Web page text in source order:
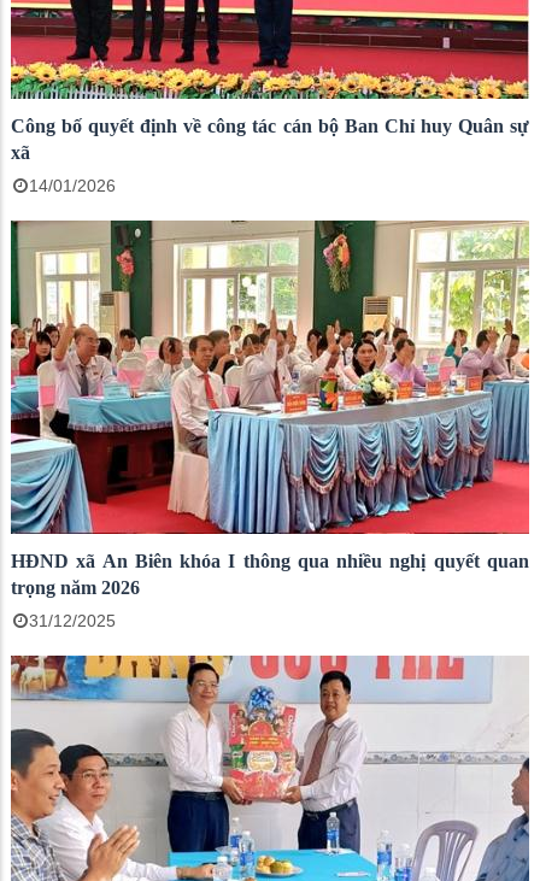
Công bố quyết định về công tác cán bộ Ban Chỉ huy Quân sự
xã
14/01/2026
HĐND xã An Biên khóa I thông qua nhiều nghị quyết quan
trọng năm 2026
31/12/2025